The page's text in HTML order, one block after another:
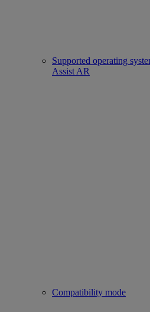
Supported operating
Assist AR
Compatibility mode